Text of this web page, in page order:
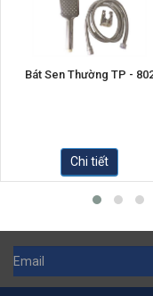
Bát Sen Thường TP -
Chi tiết